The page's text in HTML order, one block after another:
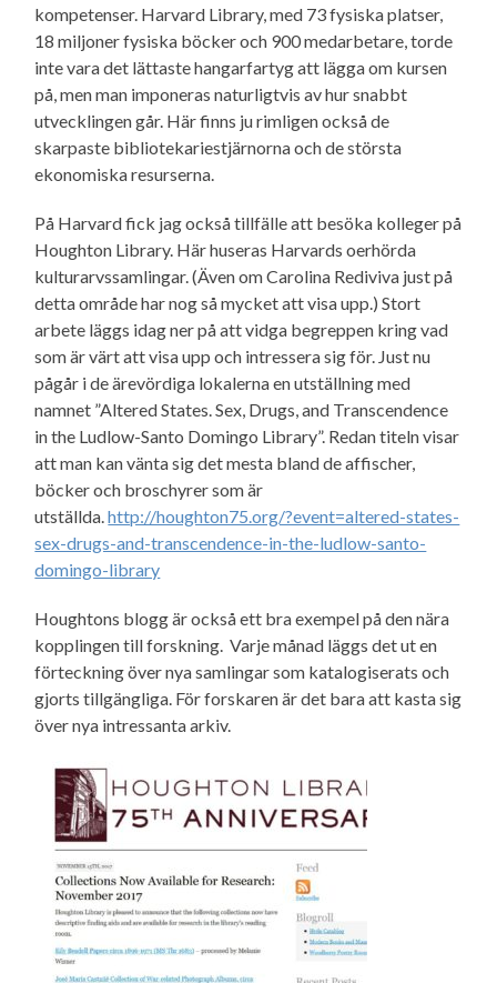
kompetenser. Harvard Library, med 73 fysiska platser,
18 miljoner fysiska böcker och 900 medarbetare, torde
inte vara det lättaste hangarfartyg att lägga om kursen
på, men man imponeras naturligtvis av hur snabbt
utvecklingen går. Här finns ju rimligen också de
skarpaste bibliotekariestjärnorna och de största
ekonomiska resurserna.
På Harvard fick jag också tillfälle att besöka kolleger på
Houghton Library. Här huseras Harvards oerhörda
kulturarvssamlingar. (Även om Carolina Rediviva just på
detta område har nog så mycket att visa upp.) Stort
arbete läggs idag ner på att vidga begreppen kring vad
som är värt att visa upp och intressera sig för. Just nu
pågår i de ärevördiga lokalerna en utställning med
namnet ”Altered States. Sex, Drugs, and Transcendence
in the Ludlow-Santo Domingo Library”. Redan titeln visar
att man kan vänta sig det mesta bland de affischer,
böcker och broschyrer som är
utställda.http://houghton75.org/?event=altered-states-
sex-drugs-and-transcendence-in-the-ludlow-santo-
domingo-library
Houghtons blogg är också ett bra exempel på den nära
kopplingen till forskning. Varje månad läggs det ut en
förteckning över nya samlingar som katalogiserats och
gjorts tillgängliga. För forskaren är det bara att kasta sig
över nya intressanta arkiv.